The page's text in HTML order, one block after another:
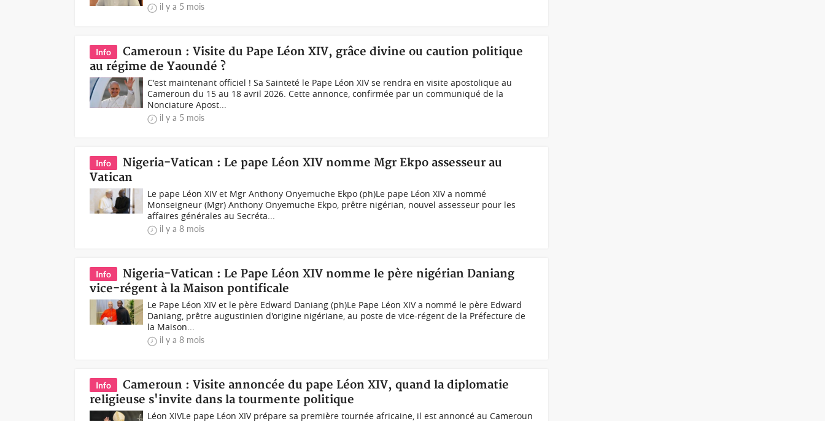
il y a 5 mois
Info
Cameroun : Visite du Pape Léon XIV, grâce divine ou caution politique
au régime de Yaoundé ?
C'est maintenant officiel ! Sa Sainteté le Pape Léon XIV se rendra en visite apostolique au
Cameroun du 15 au 18 avril 2026. Cette annonce, confirmée par un communiqué de la
Nonciature Apost...
il y a 5 mois
Info
Nigeria-Vatican : Le pape Léon XIV nomme Mgr Ekpo assesseur au
Vatican
Le pape Léon XIV et Mgr Anthony Onyemuche Ekpo (ph)Le pape Léon XIV a nommé
Monseigneur (Mgr) Anthony Onyemuche Ekpo, prêtre nigérian, nouvel assesseur pour les
affaires générales au Secréta...
il y a 8 mois
Info
Nigeria-Vatican : Le Pape Léon XIV nomme le père nigérian Daniang
vice-régent à la Maison pontificale
Le Pape Léon XIV et le père Edward Daniang (ph)Le Pape Léon XIV a nommé le père Edward
Daniang, prêtre augustinien d'origine nigériane, au poste de vice-régent de la Préfecture de
la Maison...
il y a 8 mois
Info
Cameroun : Visite annoncée du pape Léon XIV, quand la diplomatie
religieuse s'invite dans la tourmente politique
Léon XIVLe pape Léon XIV prépare sa première tournée africaine, il est annoncé au Cameroun